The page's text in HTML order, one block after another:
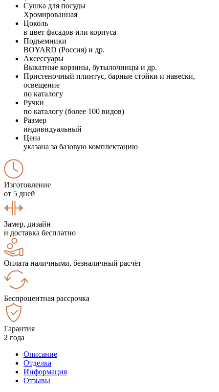
Сушка для посуды
Хромированная
Цоколь
в цвет фасадов или корпуса
Подъемники
BOYARD (Россия) и др.
Аксессуары
Выкатные корзины, бутылочницы и др.
Пристеночный плинтус, барные стойки и навески,
освещение
по каталогу
Ручки
по каталогу (более 100 видов)
Размер
индивидуальный
Цена
указана за базовую комплектацию
Изготовление
от 5 дней
Замер, дизайн
и доставка бесплатно
Оплата наличными, безналичный расчёт
Беспроцентная рассрочка
Гарантия
2 года
Описание
Отделка
Информация
Отзывы